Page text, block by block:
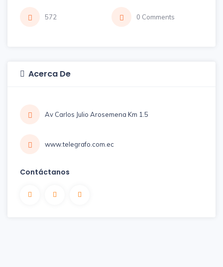
572 0 Comments
Acerca De
Av Carlos Julio Arosemena Km 1.5
www.telegrafo.com.ec
Contáctanos